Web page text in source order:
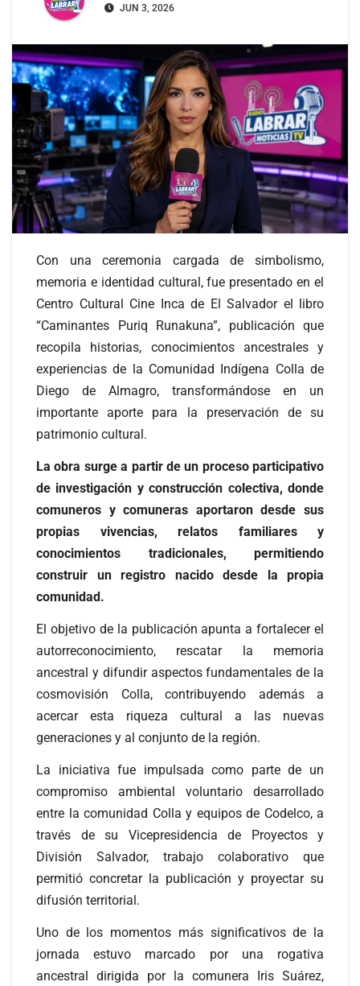
JUN 3, 2026
Con una ceremonia cargada de simbolismo,
memoria e identidad cultural, fue presentado en el
Centro Cultural Cine Inca de El Salvador el libro
“Caminantes Puriq Runakuna”, publicación que
recopila historias, conocimientos ancestrales y
experiencias de la Comunidad Indígena Colla de
Diego de Almagro, transformándose en un
importante aporte para la preservación de su
patrimonio cultural.
La obra surge a partir de un proceso participativo
de investigación y construcción colectiva, donde
comuneros y comuneras aportaron desde sus
propias vivencias, relatos familiares y
conocimientos tradicionales, permitiendo
construir un registro nacido desde la propia
comunidad.
El objetivo de la publicación apunta a fortalecer el
autorreconocimiento, rescatar la memoria
ancestral y difundir aspectos fundamentales de la
cosmovisión Colla, contribuyendo además a
acercar esta riqueza cultural a las nuevas
generaciones y al conjunto de la región.
La iniciativa fue impulsada como parte de un
compromiso ambiental voluntario desarrollado
entre la comunidad Colla y equipos de Codelco, a
través de su Vicepresidencia de Proyectos y
División Salvador, trabajo colaborativo que
permitió concretar la publicación y proyectar su
difusión territorial.
Uno de los momentos más significativos de la
jornada estuvo marcado por una rogativa
ancestral dirigida por la comunera Iris Suárez,